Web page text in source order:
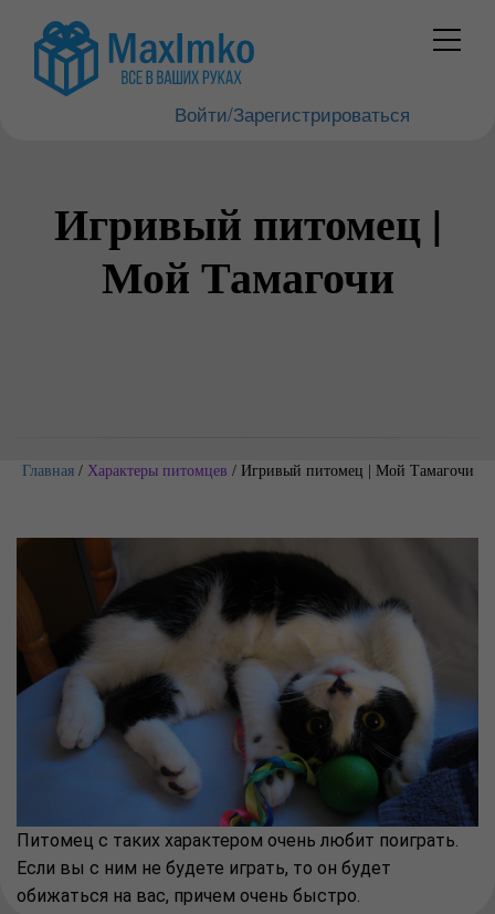
Войти/Зарегистрироваться
Игривый питомец |
Мой Тамагочи
Главная/ Характеры питомцев / Игривый питомец | Мой Тамагочи
Питомец с таких характером очень любит поиграть.
Если вы с ним не будете играть, то он будет
обижаться на вас, причем очень быстро.